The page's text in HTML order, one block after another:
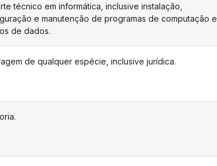
técnico em informática, inclusive instalação,
e manutenção de programas de computação e
de dados.
de qualquer espécie, inclusive jurídica.